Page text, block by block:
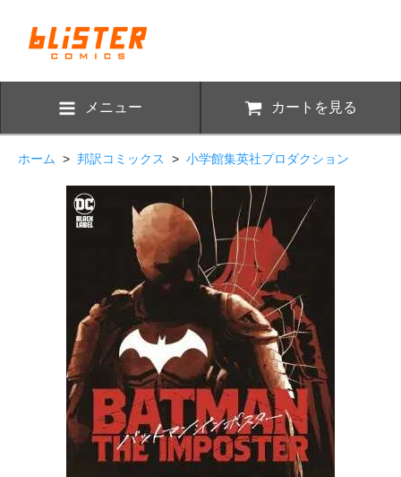
メニュー カートを見る
ホーム > 邦訳コミックス > 小学館集英社プロダクション